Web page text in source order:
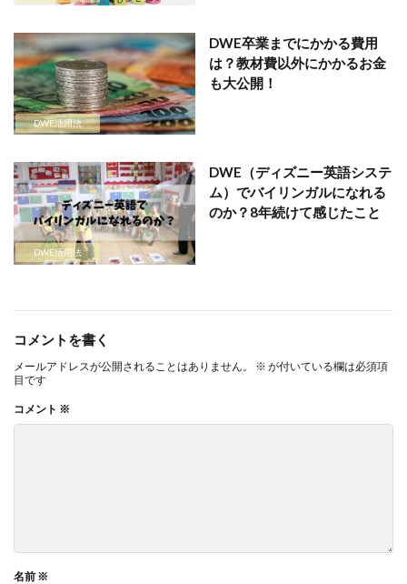
DWE活用法
DWE卒業までにかかる費用
は？教材費以外にかかるお金
も大公開！
DWE活用法
DWE（ディズニー英語システ
ム）でバイリンガルになれる
のか？8年続けて感じたこと
コメントを書く
メールアドレスが公開されることはありません。 ※ が付いている欄は必須項
目です
コメント ※
名前 ※